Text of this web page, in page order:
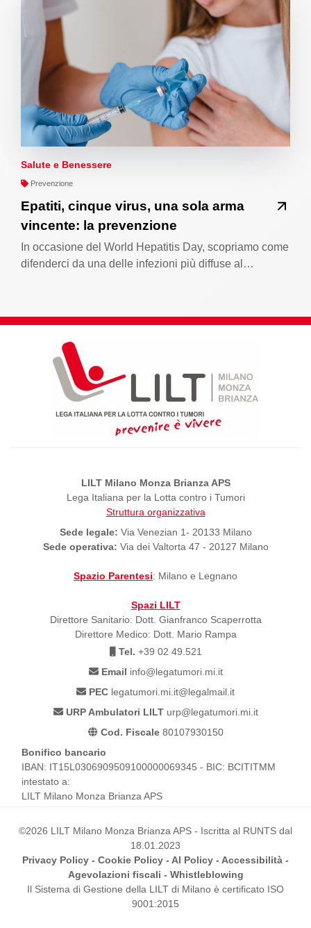
Salute e Benessere
Prevenzione
Epatiti, cinque virus, una sola arma
vincente: la prevenzione
In occasione del World Hepatitis Day, scopriamo come
difenderci da una delle infezioni più diffuse al…
LILT Milano Monza Brianza APS
Lega Italiana per la Lotta contro i Tumori
Struttura organizzativa
Sede legale: Via Venezian 1- 20133 Milano
Sede operativa: Via dei Valtorta 47 - 20127 Milano
Spazio Parentesi: Milano e Legnano
Spazi LILT
Direttore Sanitario: Dott. Gianfranco Scaperrotta
Direttore Medico: Dott. Mario Rampa
Tel. +39 02 49.521
Email info@legatumori.mi.it
PEC legatumori.mi.it@legalmail.it
URP Ambulatori LILTurp@legatumori.mi.it
Cod. Fiscale80107930150
Bonifico bancario
IBAN: IT15L0306909509100000069345 - BIC: BCITITMM
intestato a:
LILT Milano Monza Brianza APS
©2026 LILT Milano Monza Brianza APS - Iscritta al RUNTS dal
18.01.2023
Privacy Policy - Cookie Policy - AI Policy - Accessibilità -
Agevolazioni fiscali - Whistleblowing
Il Sistema di Gestione della LILT di Milano è certificato ISO
9001:2015